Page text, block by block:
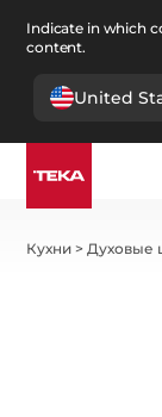
Indicate in which
content.
United
Кухни >Духовые